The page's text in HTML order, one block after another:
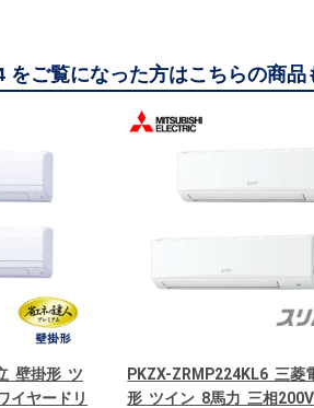
をご覧になった方はこちらの商
壁掛形 ツ
イヤードリ
PKZX-ZRMP224KL6 三菱
形 ツイン 8馬力 三相